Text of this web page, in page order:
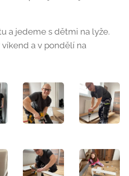
a jedeme s dětmi na lyže.
víkend a v pondělí na